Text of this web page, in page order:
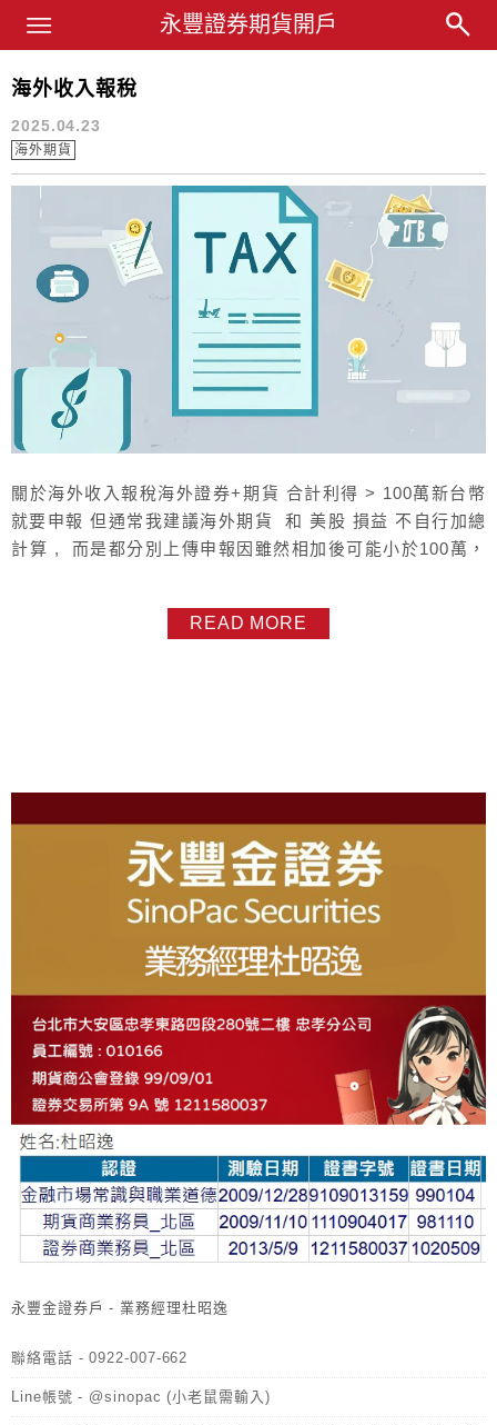
永豐業務經理杜昭逸Blog
永豐證券期貨開戶
Main Menu
海外收入
海外收入報稅
2025.04.23
海外期貨
關於海外收入報稅海外證券+期貨 合計利得 > 100萬新台幣
就要申報 但通常我建議海外期貨 和 美股 損益 不自行加總
計算 , 而是都分別上傳申報因雖然相加後可能小於100萬，
我的建議 , 由投資人自行評估 報稅時 , 自行鍵入 並 印出報
稅軟體給的 信封地址 , 將文件放入投入郵筒即可 海外期貨的
READ MORE
永豐金證券戶 - 業務經理杜昭逸
聯絡電話 - 0922-007-662
Line帳號 - @sinopac (小老鼠需輸入)